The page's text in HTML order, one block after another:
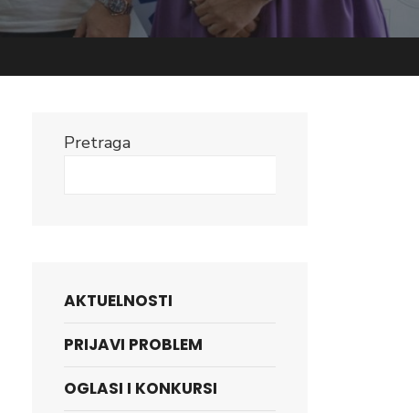
Pretraga
AKTUELNOSTI
PRIJAVI PROBLEM
OGLASI I KONKURSI